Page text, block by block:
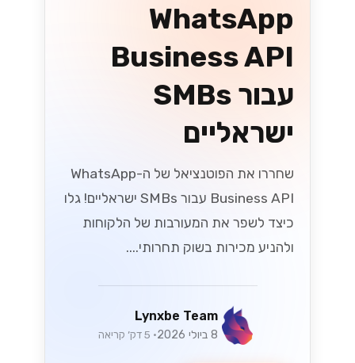
WhatsApp
Business API
עבור SMBs
ישראליים
שחררו את הפוטנציאל של ה-WhatsApp
Business API עבור SMBs ישראליים! גלו
כיצד לשפר את המעורבות של הלקוחות
ולהניע מכירות בשוק תחרותי....
Lynxbe Team
8 ביולי 2026 • 5 דק׳ קריאה